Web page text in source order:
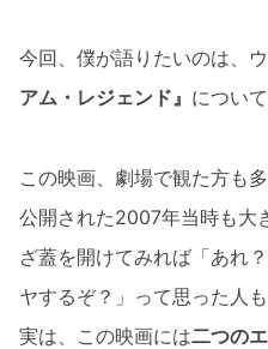
今回、僕が語りたいのは、
アム・レジェンド』 について
この映画、劇場で観た方も
公開された2007年当時も大
ざ蓋を開けてみれば「あれ
ヤするぞ？」って思った人
実は、この映画には二つの